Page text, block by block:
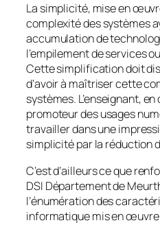
La simplicité, mise en
complexité des systèmes
accumulation de
l’empilement de services
Cette simplification doit
d’avoir à maîtriser cette
systèmes. L’enseignant,
promoteur des usages
travailler dans une
simplicité par la réduction
C’est d’ailleurs ce que
DSI Département de
l’énumération des
informatique mis en œuvre